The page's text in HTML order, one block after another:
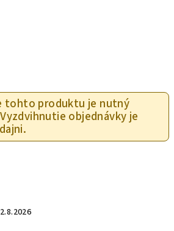
tohto produktu je nutný
objednávky je